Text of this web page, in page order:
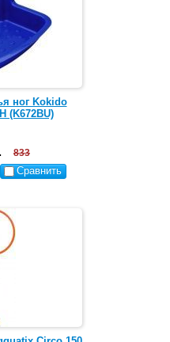
ног Kokido
(K672BU)
833
Сравнить